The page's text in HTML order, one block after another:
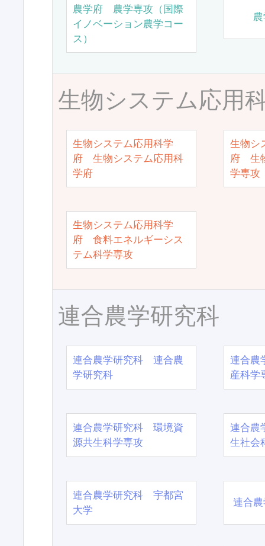
農学府 農学専攻（国際
イノベーション農学コー
ス）
生物システム応用
生物システム応用科学
府 生物システム応用科
学府
生物シ
府 生
学専攻
生物システム応用科学
府 食料エネルギーシス
テム科学専攻
連合農学研究科
連合農学研究科 連合農
学研究科
連合農
産科学
連合農学研究科 環境資
源共生科学専攻
連合農
生社会
連合農学研究科 宇都宮
大学
連合